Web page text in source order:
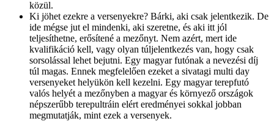
közül.
Ki jöhet ezekre a versenyekre? Bárki, aki csak jelentkezik. De
ide mégse jut el mindenki, aki szeretne, és aki itt jól
teljesíthetne, erősítené a mezőnyt. Nem azért, mert ide
kvalifikáció kell, vagy olyan túljelentkezés van, hogy csak
sorsolással lehet bejutni. Egy magyar futónak a nevezési díj
túl magas. Ennek megfelelően ezeket a sivatagi multi day
versenyeket helyükön kell kezelni. Egy magyar terepfutó
valós helyét a mezőnyben a magyar és környező országok
népszerűbb terepultráin elért eredményei sokkal jobban
megmutatják, mint ezek a versenyek.